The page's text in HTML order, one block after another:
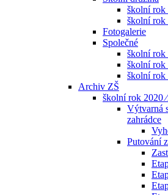
školní rok
školní rok
Fotogalerie
Společné
školní rok
školní rok
školní rok
Archiv ZŠ
školní rok 2020
Výtvarná
zahrádce
Putování